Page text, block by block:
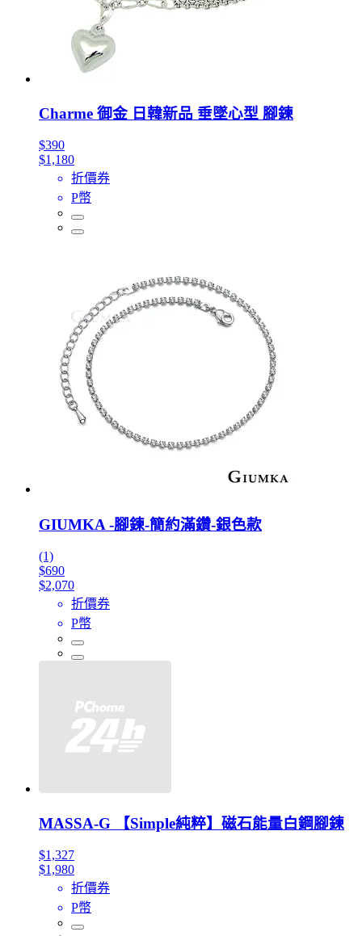
Charme 御金 日韓新品 垂墜心型 腳鍊
$390
$1,180
折價券
P幣
GIUMKA -腳鍊-簡約滿鑽-銀色款
(1)
$690
$2,070
折價券
P幣
MASSA-G 【Simple純粹】磁石能量白鋼腳鍊
$1,327
$1,980
折價券
P幣